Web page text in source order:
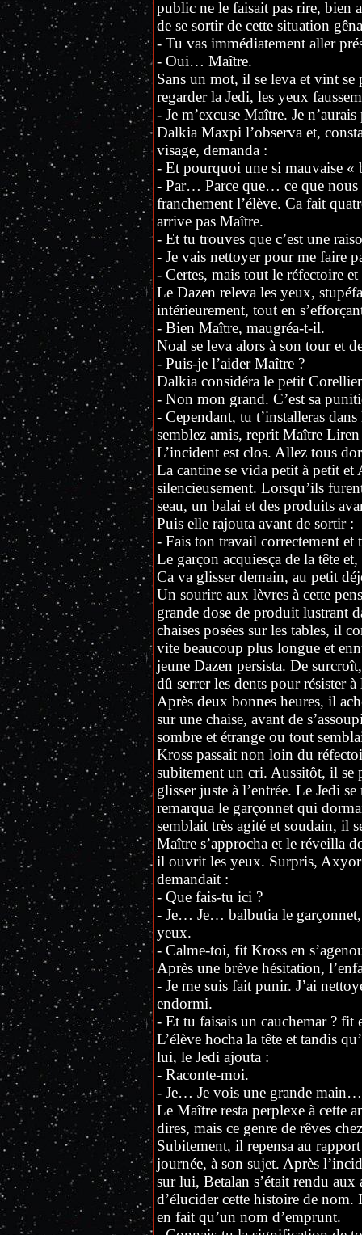
public ne le faisait pas rire, bien
de se sortir de cette situation
- Tu vas immédiatement aller
- Oui… Maître.
Sans un mot, il se leva et vint
regarder la Jedi, les yeux
- Je m’excuse Maître. Je
Dalkia Maxpi l’observa et,
visage, demanda :
- Et pourquoi une si mauvaise «
- Par… Parce que… ce que nous
franchement l’élève. Ca fait
arrive pas Maître.
- Et tu trouves que c’est une
- Je vais nettoyer pour me faire
- Certes, mais tout le réfectoire et
Le Dazen releva les yeux,
intérieurement, tout en
- Bien Maître, maugréa-t-il.
Noal se leva alors à son tour et
- Puis-je l’aider Maître ?
Dalkia considéra le petit
- Non mon grand. C’est sa
- Cependant, tu t’installeras
semblez amis, reprit Maître
L’incident est clos. Allez tous
La cantine se vida petit à petit et
silencieusement. Lorsqu’ils
seau, un balai et des produits
Puis elle rajouta avant de sortir :
- Fais ton travail correctement et
Le garçon acquiesça de la tête
Ca va glisser demain, au petit
Un sourire aux lèvres à cette
grande dose de produit lustrant
chaises posées sur les tables, il
vite beaucoup plus longue et
jeune Dazen persista. De
dû serrer les dents pour résister
Après deux bonnes heures, il
sur une chaise, avant de
sombre et étrange ou tout
Kross passait non loin du
subitement un cri. Aussitôt, il se
glisser juste à l’entrée. Le Jedi
remarqua le garçonnet qui
semblait très agité et soudain, il
Maître s’approcha et le réveilla
il ouvrit les yeux. Surpris,
demandait :
- Que fais-tu ici ?
- Je… Je… balbutia le
yeux.
- Calme-toi, fit Kross en
Après une brève hésitation,
- Je me suis fait punir. J’ai
endormi.
- Et tu faisais un cauchemar ? fit
L’élève hocha la tête et tandis
lui, le Jedi ajouta :
- Raconte-moi.
- Je… Je vois une grande
Le Maître resta perplexe à cette
dires, mais ce genre de rêves
Subitement, il repensa au
journée, à son sujet. Après
sur lui, Betalan s’était rendu
d’élucider cette histoire de
en fait qu’un nom d’emprunt.